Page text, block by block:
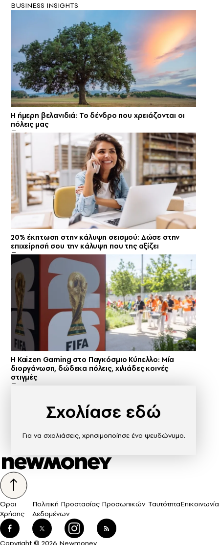
BUSINESS INSIGHTS
Η ήμερη βελανιδιά: Το δένδρο που χρειάζονται οι
πόλεις μας
20% έκπτωση στην κάλυψη σεισμού: Δώσε στην
επιχείρησή σου την κάλυψη που της αξίζει
H Kaizen Gaming στο Παγκόσμιο Kύπελλο: Μία
διοργάνωση, δώδεκα πόλεις, χιλιάδες κοινές
στιγμές
Σχολίασε εδώ
Για να σχολιάσεις, χρησιμοποίησε ένα ψευδώνυμο.
Όροι
Χρήσης
Πολιτική Προστασίας Προσωπικών
Δεδομένων
ΤαυτότηταΕπικοινωνία
Copyright © 2026 Newmoney